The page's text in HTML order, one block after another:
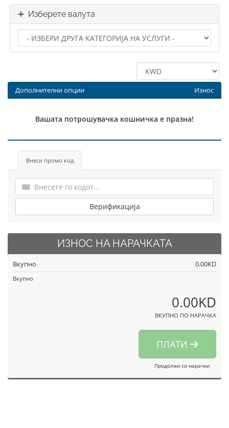
Изберете валута
Дополнителни опции Износ
Вашата потрошувачка кошничка е празна!
Внеси промо код
Верификација
ИЗНОС НА НАРАЧКАТА
Вкупно 0.00KD
Вкупно
0.00KD
ВКУПНО ПО НАРАЧКА
ПЛАТИ
Продолжи со нарачки